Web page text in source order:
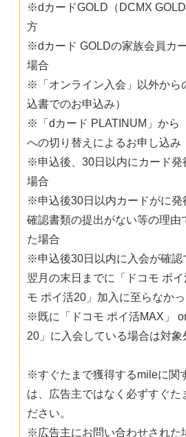
※dカードGOLD（DCMX
方
※dカード GOLDの家族会員カ
場合
※「オンライン入会」以外から
込書でのお申込み）
※「dカード PLATINUM」から
への切り替えによるお申し込み
※申込後、30日以内にカード発
場合
※申込後30日以内カードがに発
確認書類の提出がない等の理由
た場合
※申込後30日以内に入会が確認
翌月の末日までに「ドコモ ポ
モ ポイ活20」加入に至らなか
※既に「ドコモ ポイ活MAX」
20」に入会している場合は対象
※すぐたまで獲得するmileに関
は、広告主ではなく必ずすぐた
ださい。
※広告主にお問い合わせされた